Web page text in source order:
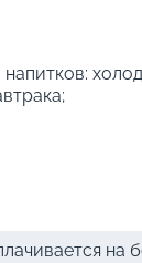
на